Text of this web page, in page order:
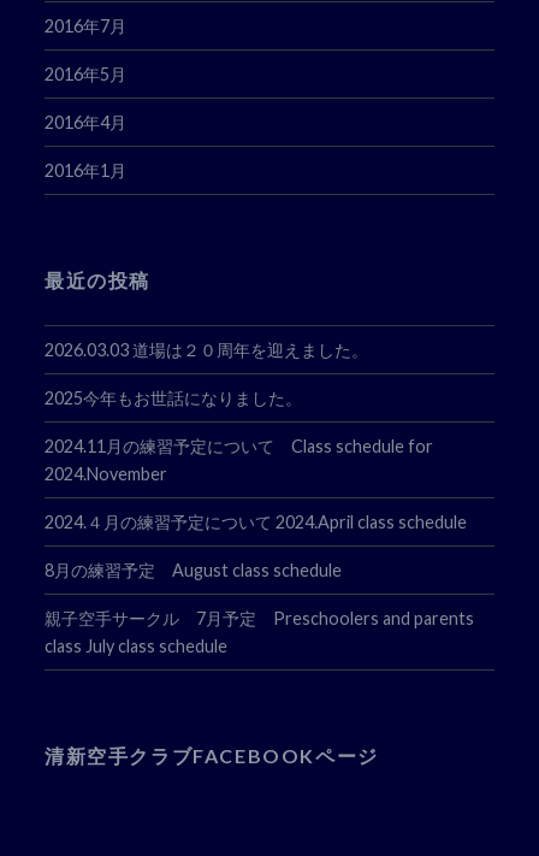
2016年7月
2016年5月
2016年4月
2016年1月
最近の投稿
2026.03.03 道場は２０周年を迎えました。
2025今年もお世話になりました。
2024.11月の練習予定について Class schedule for
2024.November
2024.４月の練習予定について 2024.April class schedule
8月の練習予定 August class schedule
親子空手サークル 7月予定 Preschoolers and parents
class July class schedule
清新空手クラブFACEBOOKページ